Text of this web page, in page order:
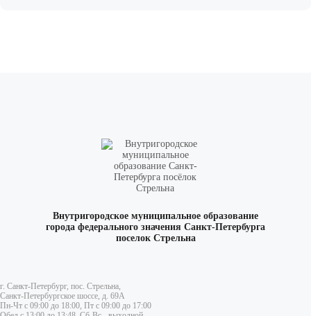
Внутригородское муниципальное образование
города федерального значения Санкт-Петербурга
поселок Стрельна
г. Санкт-Петербург, пос. Стрельна,
Санкт-Петербургское шоссе, д. 69А
Пн-Чт с 09:00 до 18:00, Пт с 09:00 до 17:00